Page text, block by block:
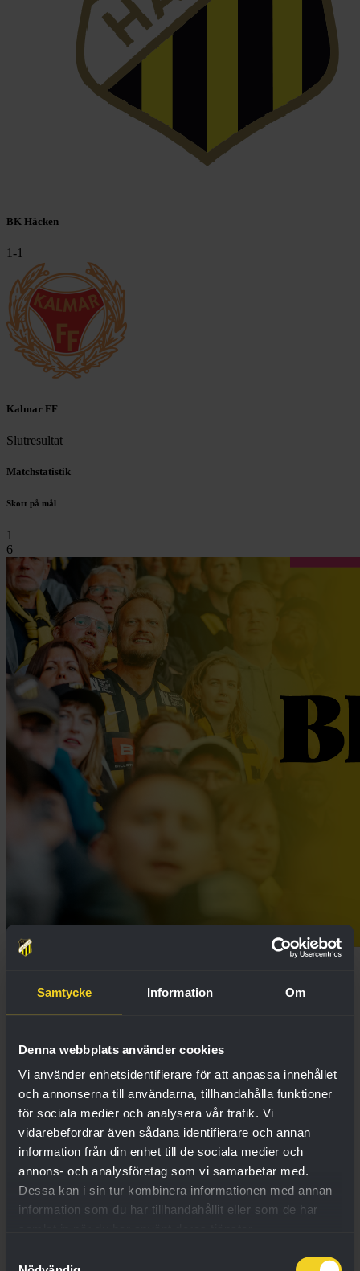
Samtycke Information Om
Denna webbplats använder cookies
Vi använder enhetsidentifierare för att anpassa innehållet
och annonserna till användarna, tillhandahålla funktioner
för sociala medier och analysera vår trafik. Vi
vidarebefordrar även sådana identifierare och annan
information från din enhet till de sociala medier och
annons- och analysföretag som vi samarbetar med.
Dessa kan i sin tur kombinera informationen med annan
information som du har tillhandahållit eller som de har
BK Häcken
1-1
Kalmar FF
Slutresultat
Matchstatistik
Skott på mål
1
6
Sirius